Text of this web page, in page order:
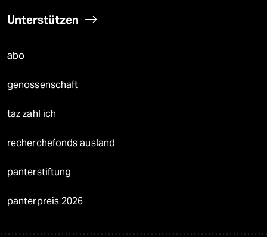
Unterstützen
abo
genossenschaft
taz zahl ich
recherchefonds ausland
panterstiftung
panterpreis 2026